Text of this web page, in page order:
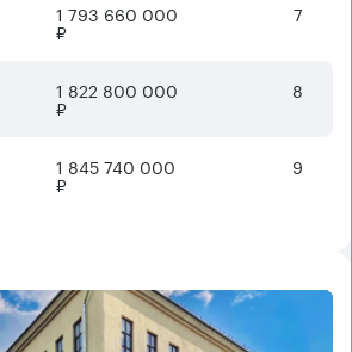
1 793 660 000
₽
7
1 822 800 000
₽
8
1 845 740 000
₽
9